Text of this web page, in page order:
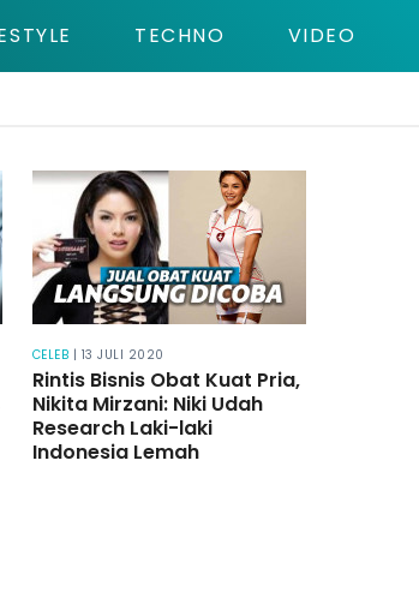
TECHNO VIDEO
CELEB | 13 JULI 2020
Rintis Bisnis Obat Kuat Pria,
Nikita Mirzani: Niki Udah
Research Laki-laki
Indonesia Lemah